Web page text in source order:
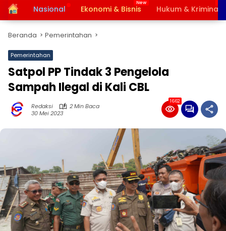
HomeNasional Ekonomi & Bisnis Hukum & Kriminal
Beranda Pemerintahan
Pemerintahan
Satpol PP Tindak 3 Pengelola
Sampah Ilegal di Kali CBL
Redaksi
2 Min Baca
30 Mei 2023
1662